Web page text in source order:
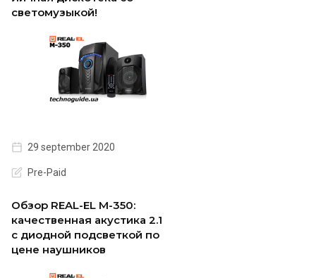
светомузыкой!
29 september 2020
Pre-Paid
Обзор REAL-EL M-350:
качественная акустика 2.1
с диодной подсветкой по
цене наушников